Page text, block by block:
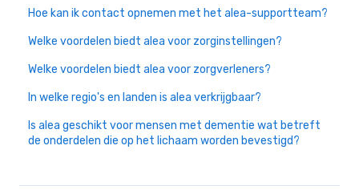
Hoe kan ik contact opnemen met het alea-supportteam?
Welke voordelen biedt alea voor zorginstellingen?
Welke voordelen biedt alea voor zorgverleners?
In welke regio's en landen is alea verkrijgbaar?
Is alea geschikt voor mensen met dementie wat betreft
de onderdelen die op het lichaam worden bevestigd?